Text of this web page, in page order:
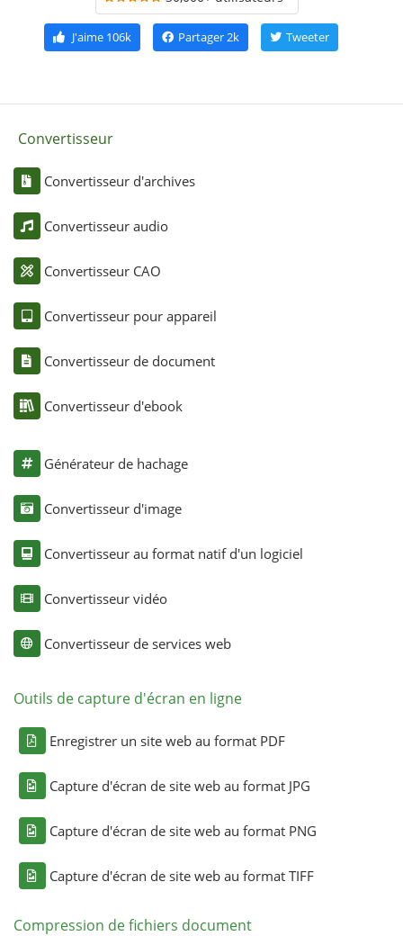
J'aime106k Partager2k Tweeter
Convertisseur
Convertisseur d'archives
Convertisseur audio
Convertisseur CAO
Convertisseur pour appareil
Convertisseur de document
Convertisseur d'ebook
Générateur de hachage
Convertisseur d'image
Convertisseur au format natif d'un logiciel
Convertisseur vidéo
Convertisseur de services web
Outils de capture d'écran en ligne
Enregistrer un site web au format PDF
Capture d'écran de site web au format JPG
Capture d'écran de site web au format PNG
Capture d'écran de site web au format TIFF
Compression de fichiers document